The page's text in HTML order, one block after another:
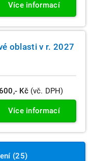
Více informací
oblasti v r. 2027
Kč (vč. DPH)
Více informací
(25)